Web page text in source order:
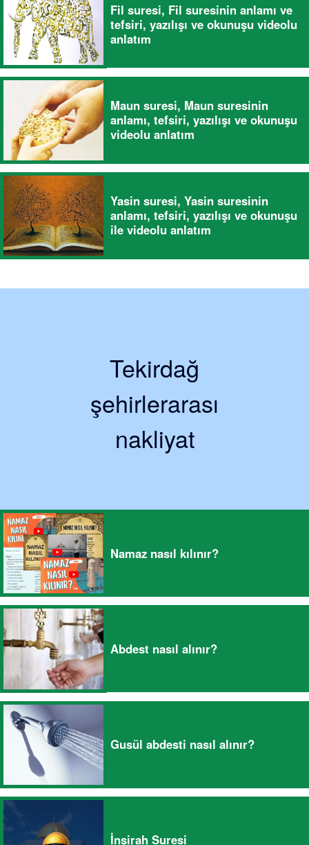
Fil suresi, Fil suresinin anlamı ve
tefsiri, yazılışı ve okunuşu videolu
anlatım
Maun suresi, Maun suresinin
anlamı, tefsiri, yazılışı ve okunuşu
videolu anlatım
Yasin suresi, Yasin suresinin
anlamı, tefsiri, yazılışı ve okunuşu
ile videolu anlatım
Tekirdağ
şehirlerarası
nakliyat
Namaz nasıl kılınır?
Abdest nasıl alınır?
Gusül abdesti nasıl alınır?
İnşirah Suresi